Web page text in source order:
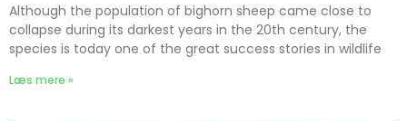
Although the population of bighorn sheep came close to
collapse during its darkest years in the 20th century, the
species is today one of the great success stories in wildlife
Læs mere »